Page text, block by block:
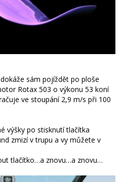
sám pojíždět po ploše
Rotax 503 o výkonu 53 koní
ve stoupání 2,9 m/s při 100
výšky po stisknutí tlačítka
zmizí v trupu a vy můžete v
tlačítko…a znovu…a znovu…